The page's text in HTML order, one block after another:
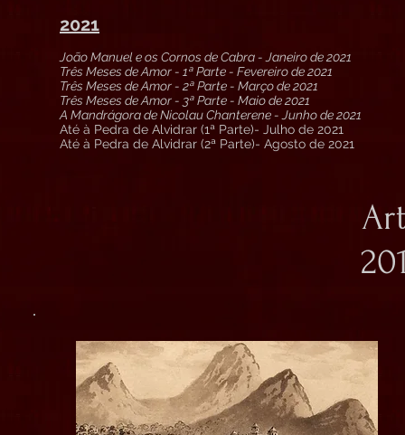
2021
João Manuel e os Cornos de Cabra - Janeiro de 2021
Três Meses de Amor - 1ª Parte - Fevereiro de 2021
Três Meses de Amor - 2ª Parte - Março de 2021
Três Meses de Amor - 3ª Parte - Maio de 2021
A Mandrágora de Nicolau Chanterene - Junho de 2021
Até à Pedra de Alvidrar (1ª Parte)- Julho de 2021
Até à Pedra de Alvidrar (2ª Parte)- Agosto de 2021